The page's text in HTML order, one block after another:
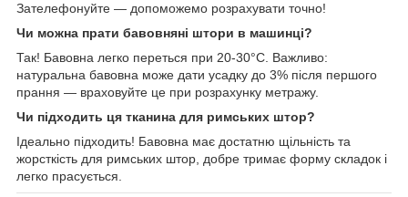
Зателефонуйте — допоможемо розрахувати точно!
Чи можна прати бавовняні штори в машинці?
Так! Бавовна легко переться при 20-30°C. Важливо:
натуральна бавовна може дати усадку до 3% після першого
прання — враховуйте це при розрахунку метражу.
Чи підходить ця тканина для римських штор?
Ідеально підходить! Бавовна має достатню щільність та
жорсткість для римських штор, добре тримає форму складок і
легко прасується.